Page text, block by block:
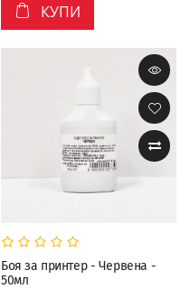
КУПИ
Боя за принтер - Червена -
50мл